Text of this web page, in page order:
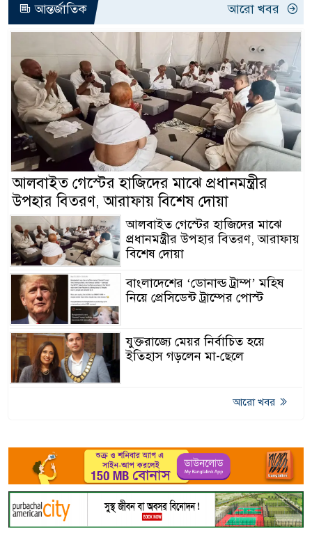
আন্তর্জাতিক আরো খবর
আলবাইত গেস্টের হাজিদের মাঝে প্রধানমন্ত্রীর
উপহার বিতরণ, আরাফায় বিশেষ দোয়া
আলবাইত গেস্টের হাজিদের মাঝে
প্রধানমন্ত্রীর উপহার বিতরণ, আরাফায়
বিশেষ দোয়া
বাংলাদেশের ‘ডোনাল্ড ট্রাম্প’ মহিষ
নিয়ে প্রেসিডেন্ট ট্রাম্পের পোস্ট
যুক্তরাজ্যে মেয়র নির্বাচিত হয়ে
ইতিহাস গড়লেন মা-ছেলে
আরো খবর